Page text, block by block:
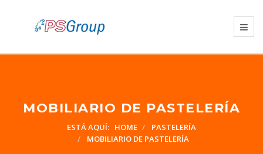
MOBILIARIO DE PASTELERÍA
ESTÁ AQUÍ: HOME
PASTELERÍA
MOBILIARIO DE PASTELERÍA